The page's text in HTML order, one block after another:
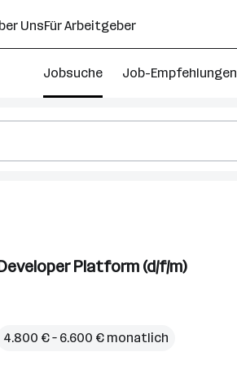
UnsFür Arbeitgeber
Jobsuche Job-Empfehlungen
Platform (d/f/m)
4.800 € – 6.600 € monatlich